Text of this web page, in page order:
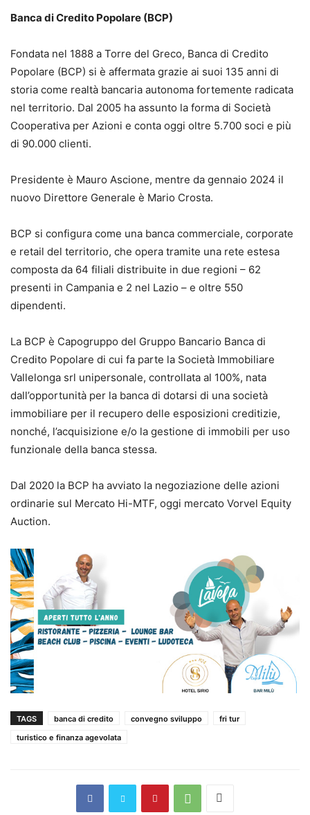
Banca di Credito Popolare (BCP)
Fondata nel 1888 a Torre del Greco, Banca di Credito
Popolare (BCP) si è affermata grazie ai suoi 135 anni di
storia come realtà bancaria autonoma fortemente radicata
nel territorio. Dal 2005 ha assunto la forma di Società
Cooperativa per Azioni e conta oggi oltre 5.700 soci e più
di 90.000 clienti.
Presidente è Mauro Ascione, mentre da gennaio 2024 il
nuovo Direttore Generale è Mario Crosta.
BCP si configura come una banca commerciale, corporate
e retail del territorio, che opera tramite una rete estesa
composta da 64 filiali distribuite in due regioni – 62
presenti in Campania e 2 nel Lazio – e oltre 550
dipendenti.
La BCP è Capogruppo del Gruppo Bancario Banca di
Credito Popolare di cui fa parte la Società Immobiliare
Vallelonga srl unipersonale, controllata al 100%, nata
dall’opportunità per la banca di dotarsi di una società
immobiliare per il recupero delle esposizioni creditizie,
nonché, l’acquisizione e/o la gestione di immobili per uso
funzionale della banca stessa.
Dal 2020 la BCP ha avviato la negoziazione delle azioni
ordinarie sul Mercato Hi-MTF, oggi mercato Vorvel Equity
Auction.
TAGS banca di credito convegno sviluppo
fri tur
turistico e finanza agevolata